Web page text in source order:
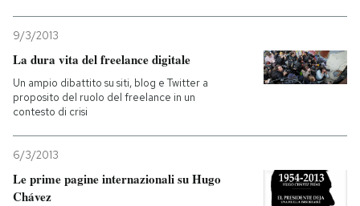
9/3/2013
La dura vita del freelance digitale
Un ampio dibattito su siti, blog e Twitter a
proposito del ruolo del freelance in un
contesto di crisi
6/3/2013
Le prime pagine internazionali su Hugo
Chávez